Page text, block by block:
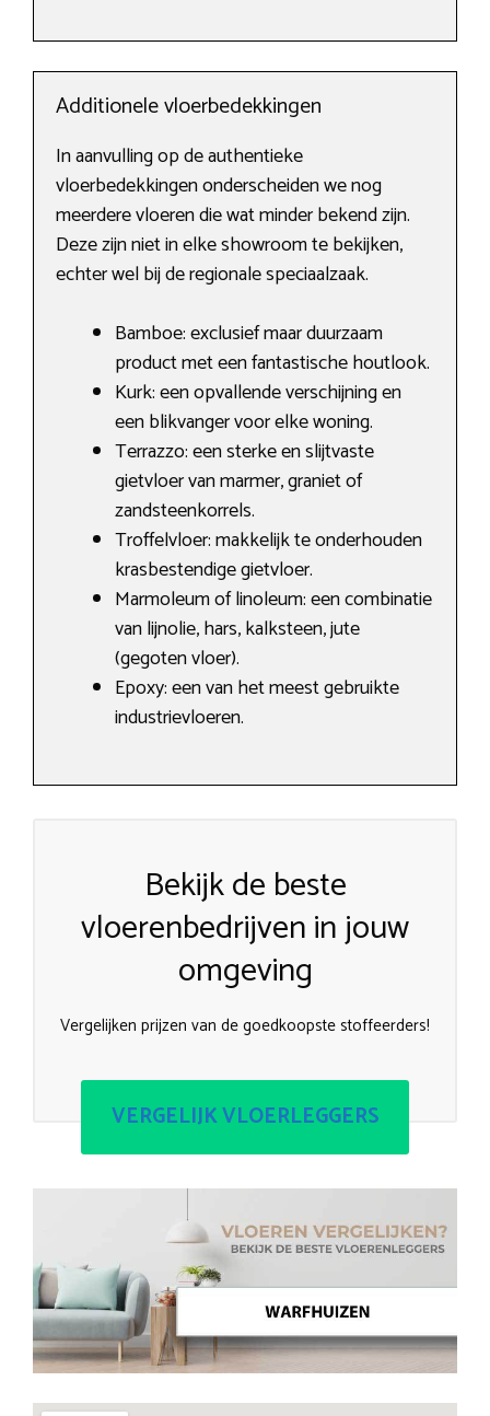
Additionele vloerbedekkingen
In aanvulling op de authentieke
vloerbedekkingen onderscheiden we nog
meerdere vloeren die wat minder bekend zijn.
Deze zijn niet in elke showroom te bekijken,
echter wel bij de regionale speciaalzaak.
Bamboe: exclusief maar duurzaam
product met een fantastische houtlook.
Kurk: een opvallende verschijning en
een blikvanger voor elke woning.
Terrazzo: een sterke en slijtvaste
gietvloer van marmer, graniet of
zandsteenkorrels.
Troffelvloer: makkelijk te onderhouden
krasbestendige gietvloer.
Marmoleum of linoleum: een combinatie
van lijnolie, hars, kalksteen, jute
(gegoten vloer).
Epoxy: een van het meest gebruikte
industrievloeren.
Bekijk de beste
vloerenbedrijven in jouw
omgeving
Vergelijken prijzen van de goedkoopste stoffeerders!
VERGELIJK VLOERLEGGERS